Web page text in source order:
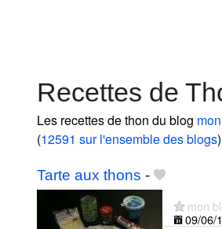
Recettes de
Les recettes de thon du blog
(12591 sur l'ensemble des blogs)
Tarte aux thons -
mon
09/06/